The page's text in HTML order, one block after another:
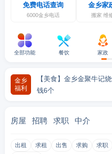
免费电话查询
6000金乡电话
金乡家
搬家 维
全部功能 餐饮 家政
金乡
福利
【美食】金乡荷香街又
【美食】金乡金聚牛记
钱6个
房屋 招聘 求职 中介
出租 求租 出售 求购 求职